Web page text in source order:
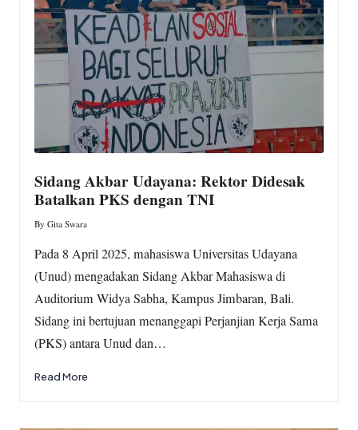
w
s.
Sidang Akbar Udayana: Rektor Didesak
Batalkan PKS dengan TNI
Posted
by
By Gita Swara
Pada 8 April 2025, mahasiswa Universitas Udayana
(Unud) mengadakan Sidang Akbar Mahasiswa di
Auditorium Widya Sabha, Kampus Jimbaran, Bali.
Sidang ini bertujuan menanggapi Perjanjian Kerja Sama
(PKS) antara Unud dan…
Read More